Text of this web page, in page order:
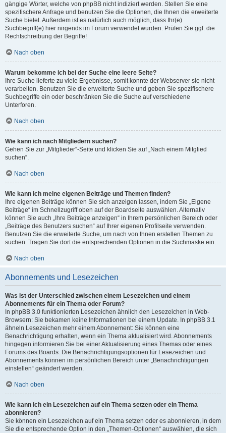
gängige Wörter, welche von phpBB nicht indiziert werden. Stellen Sie eine
spezifischere Anfrage und benutzen Sie die Optionen, die Ihnen die erweiterte
Suche bietet. Außerdem ist es natürlich auch möglich, dass Ihr(e)
Suchbegriff(e) hier nirgends im Forum verwendet wurden. Prüfen Sie ggf. die
Rechtschreibung der Begriffe!
Nach oben
Warum bekomme ich bei der Suche eine leere Seite?
Ihre Suche lieferte zu viele Ergebnisse, somit konnte der Webserver sie nicht
verarbeiten. Benutzen Sie die erweiterte Suche und geben Sie spezifischere
Suchbegriffe ein oder beschränken Sie die Suche auf verschiedene
Unterforen.
Nach oben
Wie kann ich nach Mitgliedern suchen?
Gehen Sie zur „Mitglieder“-Seite und klicken Sie auf „Nach einem Mitglied
suchen“.
Nach oben
Wie kann ich meine eigenen Beiträge und Themen finden?
Ihre eigenen Beiträge können Sie sich anzeigen lassen, indem Sie „Eigene
Beiträge“ im Schnellzugriff oben auf der Boardseite auswählen. Alternativ
können Sie auch „Ihre Beiträge anzeigen“ in Ihrem persönlichen Bereich oder
„Beiträge des Benutzers suchen“ auf Ihrer eigenen Profilseite verwenden.
Benutzen Sie die erweiterte Suche, um nach von Ihnen erstellen Themen zu
suchen. Tragen Sie dort die entsprechenden Optionen in die Suchmaske ein.
Nach oben
Abonnements und Lesezeichen
Was ist der Unterschied zwischen einem Lesezeichen und einem
Abonnements für ein Thema oder Forum?
In phpBB 3.0 funktionierten Lesezeichen ähnlich den Lesezeichen in Web-
Browsern: Sie bekamen keine Informationen bei einem Update. In phpBB 3.1
ähneln Lesezeichen mehr einem Abonnement: Sie können eine
Benachrichtigung erhalten, wenn ein Thema aktualisiert wird. Abonnements
hingegen informieren Sie bei einer Aktualisierung eines Themas oder eines
Forums des Boards. Die Benachrichtigungsoptionen für Lesezeichen und
Abonnements können im persönlichen Bereich unter „Benachrichtigungen
einstellen“ geändert werden.
Nach oben
Wie kann ich ein Lesezeichen auf ein Thema setzen oder ein Thema
abonnieren?
Sie können ein Lesezeichen auf ein Thema setzen oder es abonnieren, in dem
Sie die entsprechende Option in den „Themen-Optionen“ auswählen, die sich